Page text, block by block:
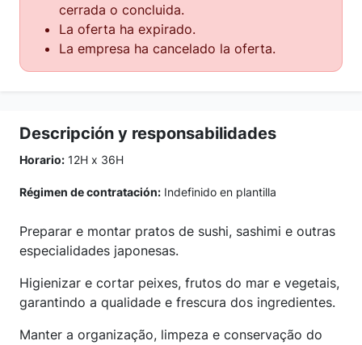
cerrada o concluida.
La oferta ha expirado.
La empresa ha cancelado la oferta.
Descripción y responsabilidades
Horario: 12H x 36H
Régimen de contratación: Indefinido en plantilla
Preparar e montar pratos de sushi, sashimi e outras
especialidades japonesas.
Higienizar e cortar peixes, frutos do mar e vegetais,
garantindo a qualidade e frescura dos ingredientes.
Manter a organização, limpeza e conservação do